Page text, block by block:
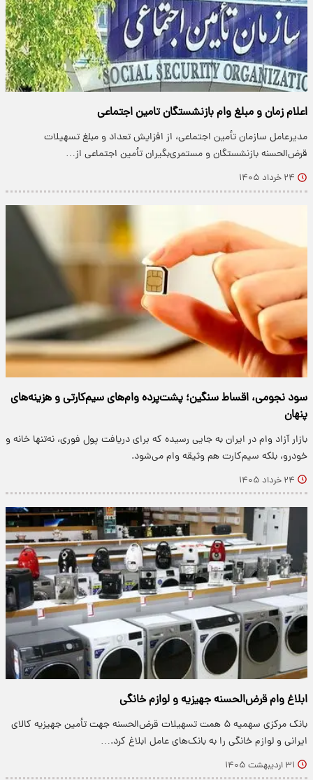
اعلام زمان و مبلغ وام بازنشستگان تامین اجتماعی
مدیرعامل سازمان تأمین اجتماعی، از افزایش تعداد و مبلغ تسهیلات
قرض‌الحسنه بازنشستگان و مستمری‌بگیران تأمین اجتماعی از…
۲۴ خرداد ۱۴۰۵
سود نجومی، اقساط سنگین؛ پشت‌پرده وام‌های سیم‌کارتی و هزینه‌های
پنهان
بازار آزاد وام در ایران به جایی رسیده که برای دریافت پول فوری، نه‌تنها خانه و
خودرو، بلکه سیم‌کارت هم وثیقه وام می‌شود.
۲۴ خرداد ۱۴۰۵
ابلاغ وام قرض‌الحسنه جهیزیه و لوازم خانگی
بانک مرکزی سهمیه ۵ همت تسهیلات قرض‌الحسنه جهت تأمین جهیزیه کالای
ایرانی و لوازم خانگی را به بانک‌های عامل ابلاغ کرد.…
۳۱ اردیبهشت ۱۴۰۵